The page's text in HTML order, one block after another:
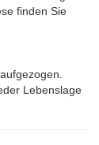
finden Sie
Lebenslage